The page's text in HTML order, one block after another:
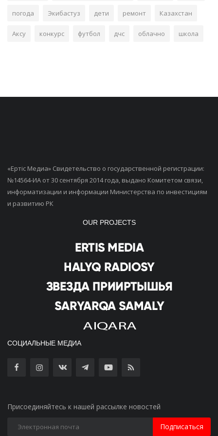
погода Экибастуз дети ремонт Казахстан
Аксу конкурс футбол дчс облачно школа
«Ертiс Медиа» Свидетельство о государственной регистрации:
№14564-ИА от 30 сентября 2014 года, выдано Комитетом связи,
информатизации и информации Министерства по инвестициям
и развитию РК
OUR PROJECTS
СОЦИАЛЬНЫЕ МЕДИА
Присоединяйтесь к нашей рассылке новостей
Подписаться